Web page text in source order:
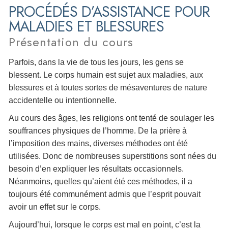
PROCÉDÉS D’ASSISTANCE POUR
MALADIES ET BLESSURES
Présentation du cours
Parfois, dans la vie de tous les jours, les gens se
blessent. Le corps humain est sujet aux maladies, aux
blessures et à toutes sortes de mésaventures de nature
accidentelle ou intentionnelle.
Au cours des âges, les religions ont tenté de soulager les
souffrances physiques de l’homme. De la prière à
l’imposition des mains, diverses méthodes ont été
utilisées. Donc de nombreuses superstitions sont nées du
besoin d’en expliquer les résultats occasionnels.
Néanmoins, quelles qu’aient été ces méthodes, il a
toujours été communément admis que l’esprit pouvait
avoir un effet sur le corps.
Aujourd’hui, lorsque le corps est mal en point, c’est la